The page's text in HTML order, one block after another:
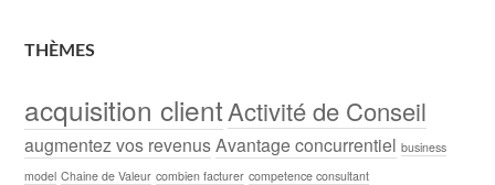
THÈMES
acquisition clientActivité de Conseil
augmentez vos revenusAvantage concurrentiel business
model Chaine de Valeur combien facturer competence consultant